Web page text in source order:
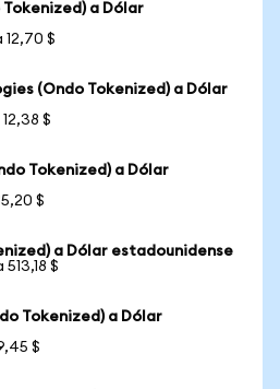
Tokenized) a Dólar
12,70 $
(Ondo Tokenized) a Dólar
$
Tokenized) a Dólar
$
a Dólar estadounidense
$
Tokenized) a Dólar
$